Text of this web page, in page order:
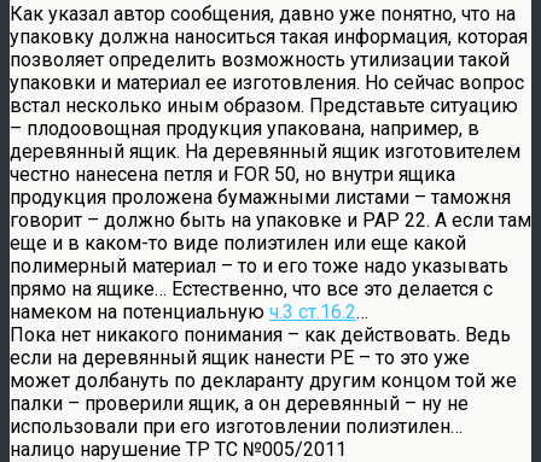
Как указал автор сообщения, давно уже понятно, что на
упаковку должна наноситься такая информация, которая
позволяет определить возможность утилизации такой
упаковки и материал ее изготовления. Но сейчас вопрос
встал несколько иным образом. Представьте ситуацию
– плодоовощная продукция упакована, например, в
деревянный ящик. На деревянный ящик изготовителем
честно нанесена петля и FOR 50, но внутри ящика
продукция проложена бумажными листами – таможня
говорит – должно быть на упаковке и PAP 22. А если там
еще и в каком-то виде полиэтилен или еще какой
полимерный материал – то и его тоже надо указывать
прямо на ящике… Естественно, что все это делается с
намеком на потенциальную ч.3 ст.16.2…
Пока нет никакого понимания – как действовать. Ведь
если на деревянный ящик нанести PE – то это уже
может долбануть по декларанту другим концом той же
палки – проверили ящик, а он деревянный – ну не
использовали при его изготовлении полиэтилен…
налицо нарушение ТР ТС №005/2011